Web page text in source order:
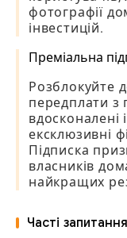
фотографії
інвестицій.
Преміальна
Розблокуйте
передплати
вдосконалені
ексклюзивні
Підписка
власників
найкращих
Часті запитання